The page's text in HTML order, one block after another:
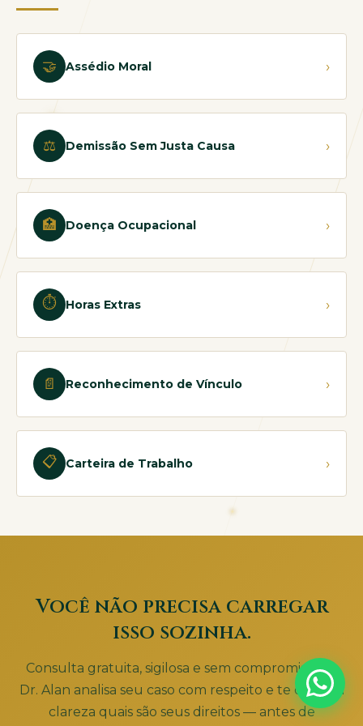
🤝 Assédio Moral ›
⚖ Demissão Sem Justa Causa ›
🏥 Doença Ocupacional ›
⏱ Horas Extras ›
📄 Reconhecimento de Vínculo ›
📋 Carteira de Trabalho ›
Você não precisa carregar
isso sozinha.
Consulta gratuita, sigilosa e sem compromisso. O
Dr. Alan analisa seu caso com respeito e te diz com
clareza quais são seus direitos — antes de